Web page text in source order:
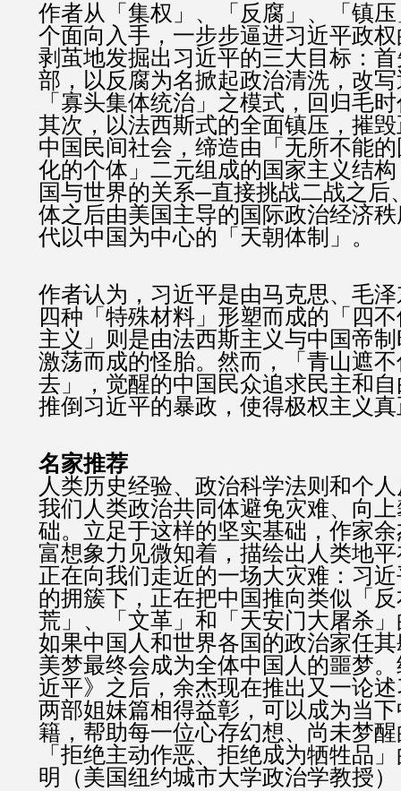
作者从「集权」、「反腐」、「镇
个面向入手，一步步逼进习近平政
剥茧地发掘出习近平的三大目标：
部，以反腐为名掀起政治清洗，改
「寡头集体统治」之模式，回归毛
其次，以法西斯式的全面镇压，摧
中国民间社会，缔造由「无所不能
化的个体」二元组成的国家主义结
国与世界的关系─直接挑战二战之后
体之后由美国主导的国际政治经济
代以中国为中心的「天朝体制」。
作者认为，习近平是由马克思、毛
四种「特殊材料」形塑而成的「四
主义」则是由法西斯主义与中国帝
激荡而成的怪胎。然而，「青山遮
去」，觉醒的中国民众追求民主和
推倒习近平的暴政，使得极权主义
名家推荐
人类历史经验、政治科学法则和个
我们人类政治共同体避免灾难、向
础。立足于这样的坚实基础，作家
富想象力见微知着，描绘出人类地
正在向我们走近的一场大灾难：习
的拥簇下，正在把中国推向类似「
荒」、「文革」和「天安门大屠杀
如果中国人和世界各国的政治家任
美梦最终会成为全体中国人的噩梦
近平》之后，余杰现在推出又一论
两部姐妹篇相得益彰，可以成为当
籍，帮助每一位心存幻想、尚未梦
「拒绝主动作恶、拒绝成为牺牲品
明（美国纽约城市大学政治学教授）